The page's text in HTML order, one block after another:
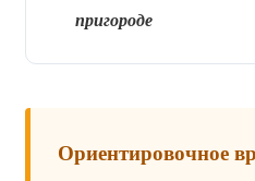
пригороде
Ориентировочное